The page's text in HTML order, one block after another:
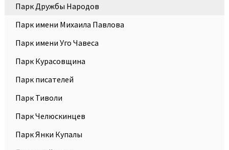
Парк Дружбы Народов
Парк имени Михаила Павлова
Парк имени Уго Чавеса
Парк Курасовщина
Парк писателей
Парк Тиволи
Парк Челюскинцев
Парк Янки Купалы